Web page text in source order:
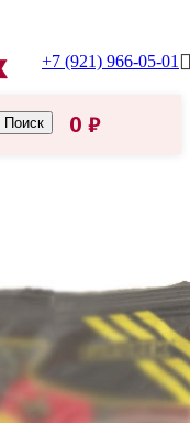
+7 (921) 966-05-01
Поиск 0 ₽